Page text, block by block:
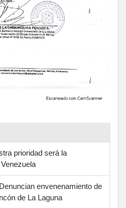
prioridad será la
envenenamiento de
de La Laguna